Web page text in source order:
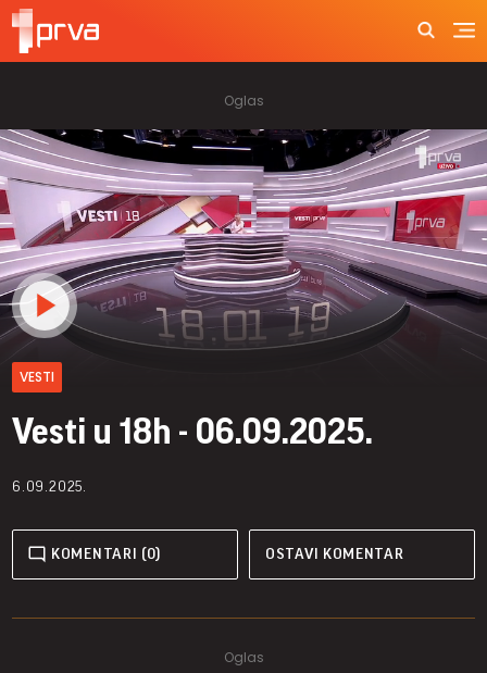
VESTI
Vesti u 18h - 06.09.2025.
6.09.2025.
KOMENTARI (0) OSTAVI KOMENTAR